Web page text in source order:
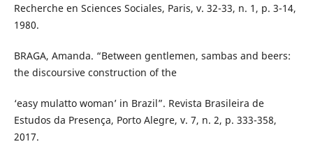
Recherche en Sciences Sociales, Paris, v. 32-33, n. 1, p. 3-14,
1980.
BRAGA, Amanda. “Between gentlemen, sambas and beers:
the discoursive construction of the
‘easy mulatto woman’ in Brazil”. Revista Brasileira de
Estudos da Presença, Porto Alegre, v. 7, n. 2, p. 333-358,
2017.